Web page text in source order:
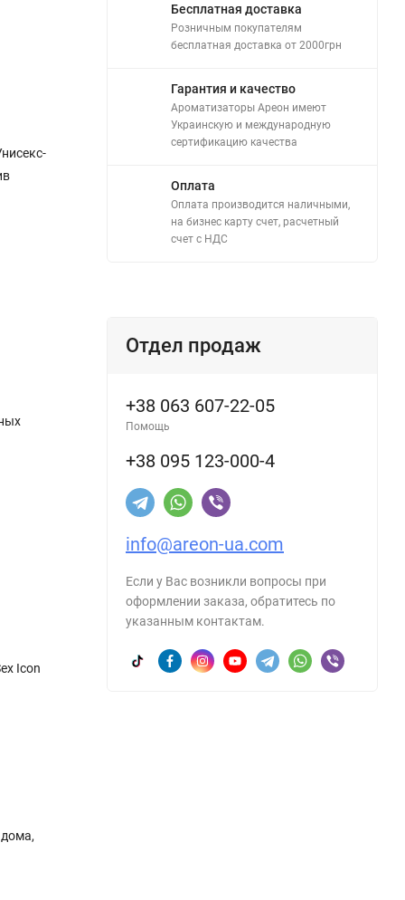
Icon
Бесплатная доставка
Розничным покупателям
бесплатная доставка от 2000грн
Гарантия и качество
Ароматизаторы Ареон имеют
Украинскую и международную
сертификацию качества
Оплата
Оплата производится наличными,
на бизнес карту счет, расчетный
счет с НДС
Отдел продаж
+38 063 607-22-05
Помощь
+38 095 123-000-4
info@areon-ua.com
Если у Вас возникли вопросы при
оформлении заказа, обратитесь по
указанным контактам.